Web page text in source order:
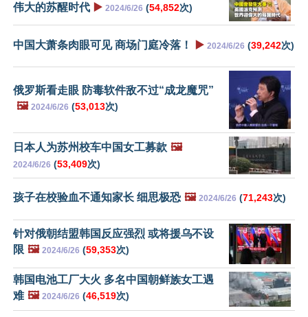
伟大的苏醒时代 ▶️ 2024/6/26 (54,852次)
中国大萧条肉眼可见 商场门庭冷落！ ▶️ 2024/6/26 (39,242次)
俄罗斯看走眼 防毒软件敌不过“成龙魔咒”
🖼️ 2024/6/26 (53,013次)
日本人为苏州校车中国女工募款 🖼️
2024/6/26 (53,409次)
孩子在校验血不通知家长 细思极恐 🖼️ 2024/6/26 (71,243次)
针对俄朝结盟韩国反应强烈 或将援乌不设
限 🖼️ 2024/6/26 (59,353次)
韩国电池工厂大火 多名中国朝鲜族女工遇
难 🖼️ 2024/6/26 (46,519次)